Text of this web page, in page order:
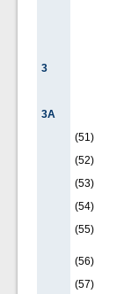
3
3A
(51)
(52)
(53)
(54)
(55)
(56)
(57)